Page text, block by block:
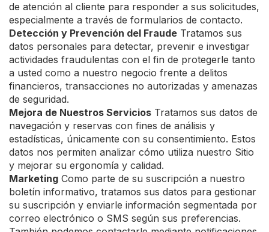
de atención al cliente para responder a sus solicitudes,
especialmente a través de formularios de contacto.
Detección y Prevención del Fraude Tratamos sus
datos personales para detectar, prevenir e investigar
actividades fraudulentas con el fin de protegerle tanto
a usted como a nuestro negocio frente a delitos
financieros, transacciones no autorizadas y amenazas
de seguridad.
Mejora de Nuestros Servicios Tratamos sus datos de
navegación y reservas con fines de análisis y
estadísticas, únicamente con su consentimiento. Estos
datos nos permiten analizar cómo utiliza nuestro Sitio
y mejorar su ergonomía y calidad.
Marketing Como parte de su suscripción a nuestro
boletín informativo, tratamos sus datos para gestionar
su suscripción y enviarle información segmentada por
correo electrónico o SMS según sus preferencias.